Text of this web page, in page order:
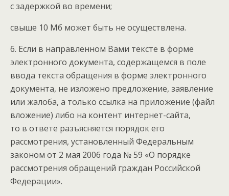
с задержкой во времени;
свыше 10 Мб может быть не осуществлена.
6. Если в направленном Вами тексте в форме
электронного документа, содержащемся в поле
ввода текста обращения в форме электронного
документа, не изложено предложение, заявление
или жалоба, а только ссылка на приложение (файл
вложение) либо на контент интернет-сайта,
то в ответе разъясняется порядок его
рассмотрения, установленный Федеральным
законом от 2 мая 2006 года № 59 «О порядке
рассмотрения обращений граждан Российской
Федерации».